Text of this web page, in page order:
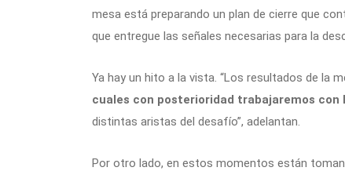
mesa está preparando un plan de cierre que
que entregue las señales necesarias para la
Ya hay un hito a la vista. “Los resultados de la
cuales con posterioridad trabajaremos con
distintas aristas del desafío”, adelantan.
Por otro lado, en estos momentos están